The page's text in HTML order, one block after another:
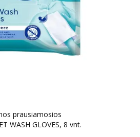
prausiamosios
WASH GLOVES, 8 vnt.